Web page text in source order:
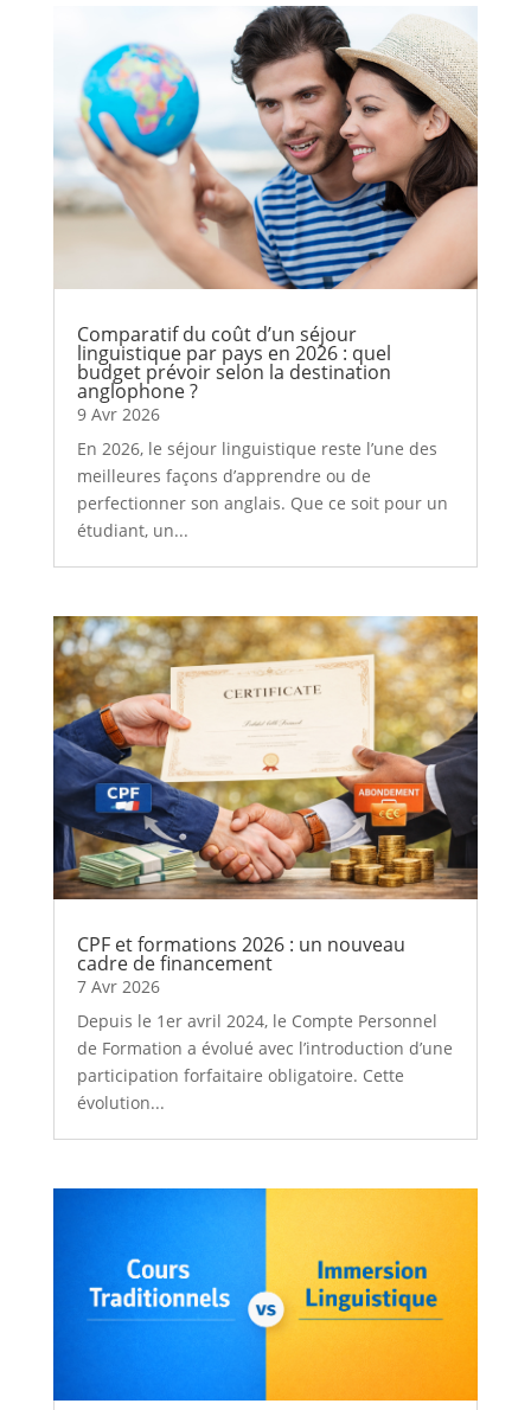
Comparatif du coût d’un séjour
linguistique par pays en 2026 : quel
budget prévoir selon la destination
anglophone ?
9 Avr 2026
En 2026, le séjour linguistique reste l’une des
meilleures façons d’apprendre ou de
perfectionner son anglais. Que ce soit pour un
étudiant, un...
CPF et formations 2026 : un nouveau
cadre de financement
7 Avr 2026
Depuis le 1er avril 2024, le Compte Personnel
de Formation a évolué avec l’introduction d’une
participation forfaitaire obligatoire. Cette
évolution...